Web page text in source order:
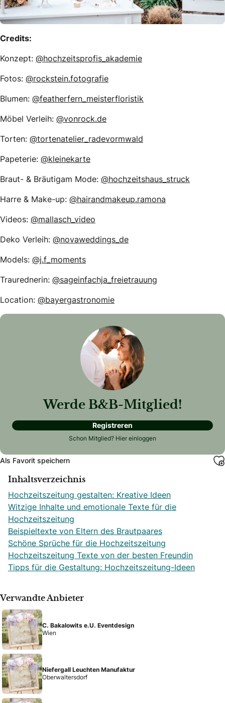
Credits:
Konzept: @hochzeitsprofis_akademie
Fotos: @rockstein.fotografie
Blumen: @featherfern_meisterfloristik
Möbel Verleih: @vonrock.de
Torten: @tortenatelier_radevormwald
Papeterie: @kleinekarte
Braut- & Bräutigam Mode: @hochzeitshaus_struck
Harre & Make-up: @hairandmakeup.ramona
Videos: @mallasch_video
Deko Verleih: @novaweddings_de
Models: @j.f_moments
Traurednerin: @sageinfachja_freietrauung
Location: @bayergastronomie
Werde B&B-Mitglied!
Registreren
Schon Mitglied? Hier einloggen
Als Favorit speichern
Inhaltsverzeichnis
Hochzeitszeitung gestalten: Kreative Ideen
Witzige Inhalte und emotionale Texte für die
Hochzeitszeitung
Beispieltexte von Eltern des Brautpaares
Schöne Sprüche für die Hochzeitszeitung
Hochzeitszeitung Texte von der besten Freundin
Tipps für die Gestaltung: Hochzeitszeitung-Ideen
Verwandte Anbieter
C. Bakalowits e.U. Eventdesign
Wien
Niefergall Leuchten Manufaktur
Oberwaltersdorf